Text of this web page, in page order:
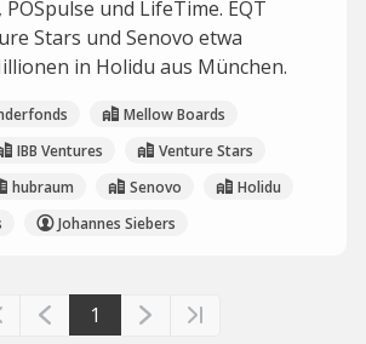
und LifeTime. EQT
Stars und Senovo etwa
in Holidu aus München.
Mellow Boards
IBB Ventures
Venture Stars
hubraum Senovo
Holidu
Johannes Siebers
1